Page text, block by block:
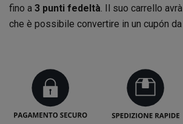
fino a 3 punti fedeltà. Il suo carrello avrà
che è possibile convertire in un cupón da